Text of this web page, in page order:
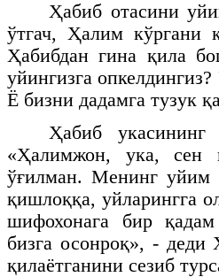
Ҳабиб отасини
ўтгач, Ҳалим кўргани
Ҳабибдан гина қила
уйингизга
Ё бизни дадамга тузук
Ҳабиб
«Ҳалимжон, ука, сен
ўғилман. Менинг уйим
қишлоққа, уйларингга
шифохонага бир
бизга осонроқ», - деди
қилаётганини сезиб